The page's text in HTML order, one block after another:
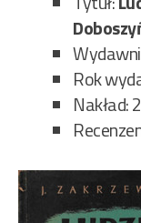
Rok
Nakład: